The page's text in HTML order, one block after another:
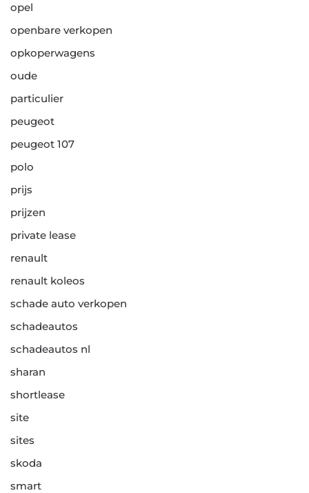
opel
openbare verkopen
opkoperwagens
oude
particulier
peugeot
peugeot 107
polo
prijs
prijzen
private lease
renault
renault koleos
schade auto verkopen
schadeautos
schadeautos nl
sharan
shortlease
site
sites
skoda
smart